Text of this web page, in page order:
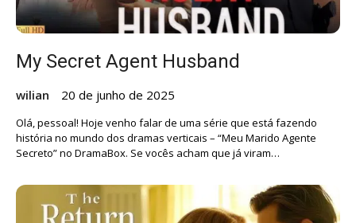
My Secret Agent Husband
wilian 20 de junho de 2025
Olá, pessoal! Hoje venho falar de uma série que está fazendo
história no mundo dos dramas verticais – “Meu Marido Agente
Secreto” no DramaBox. Se vocês acham que já viram…